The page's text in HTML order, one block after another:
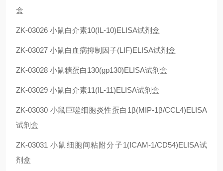
盒
ZK-03026 小鼠白介素10(IL-10)ELISA试剂盒
ZK-03027 小鼠白血病抑制因子(LIF)ELISA试剂盒
ZK-03028 小鼠糖蛋白130(gp130)ELISA试剂盒
ZK-03029 小鼠白介素11(IL-11)ELISA试剂盒
ZK-03030 小鼠巨噬细胞炎性蛋白1β(MIP-1β/CCL4)ELISA
试剂盒
ZK-03031 小鼠细胞间粘附分子1(ICAM-1/CD54)ELISA试
剂盒